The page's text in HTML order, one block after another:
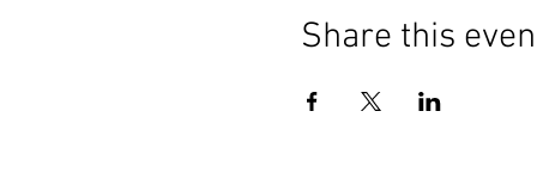
Share this